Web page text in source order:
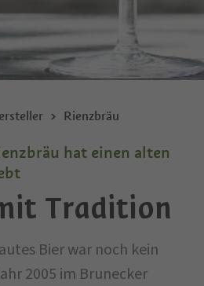
Rienzbräu
hat einen alten
Tradition
Bier war noch kein
2005 im Brunecker